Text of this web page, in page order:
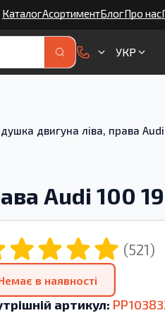
КаталогАсортиментБлогПро нас
УКР
двигуна ліва, права Audi
Audi 100
(521)
в наявності
артикул: